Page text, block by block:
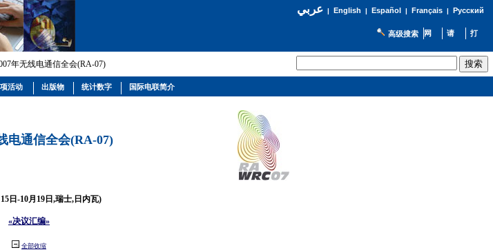
عربي| English | Español | Français| Русский
高级搜索
年无线电通信全会(RA-07)
电通信全会(RA-07)
日-10月19日,瑞士,日内瓦)
«决议汇编»
全部收缩
活动 出版物 统计数字 国际电联简介